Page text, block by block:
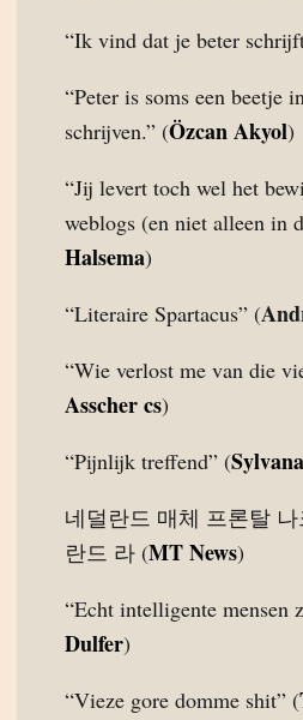
“Ik vind dat je beter
“Peter is soms een beetje
schrijven.” (Özcan Akyol)
“Jij levert toch wel het
weblogs (en niet alleen in
Halsema)
“Literaire Spartacus” (
“Wie verlost me van die
Asscher cs)
“Pijnlijk treffend” (
네덜란드 매체 프론탈
란드 라 (MT News)
“Echt intelligente mensen
Dulfer)
“Vieze gore domme shit” (